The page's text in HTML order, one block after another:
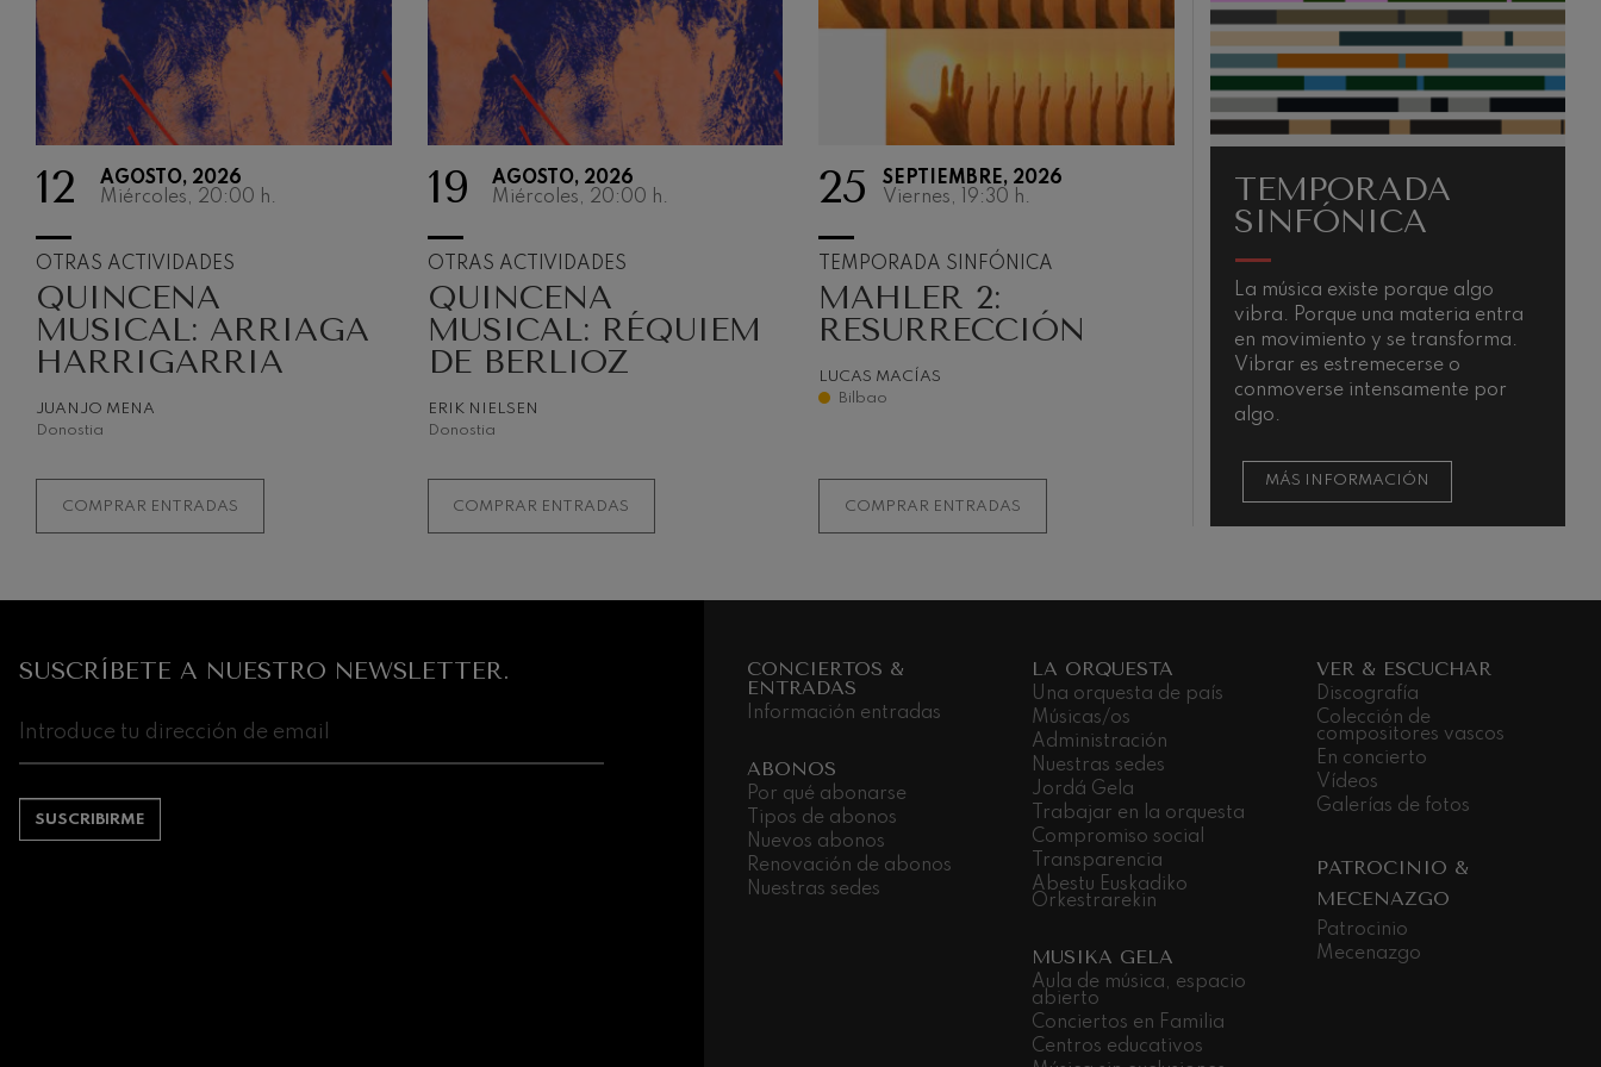
TEMPORADA
La música existe porque algo
vibra. Porque una materia entra
en movimiento y se transforma.
Vibrar es estremecerse o
MÁS INFORMACIÓN
OTRAS
ACTIVIDADES
La Orquesta como activo cultural-
musical
MÁS INFORMACIÓN
12
AGOSTO, 2026
Miércoles, 20:00 h.
OTRAS ACTIVIDADES
QUINCENA
MUSICAL: ARRIAGA
HARRIGARRIA
JUANJO MENA
Donostia
COMPRAR ENTRADAS
19
AGOSTO, 2026
Miércoles, 20:00 h.
OTRAS ACTIVIDADES
QUINCENA
MUSICAL: RÉQUIEM
DE BERLIOZ
ERIK NIELSEN
Donostia
COMPRAR ENTRADAS
25
SEPTIEMBRE, 2026
Viernes, 19:30 h.
TEMPORADA SINFÓNICA
MAHLER 2:
RESURRECCIÓN
LUCAS MACÍAS
Bilbao
COMPRAR ENTRADAS
SUSCRÍBETE A NUESTRO NEWSLETTER.
SUSCRIBIRME
CONCIERTOS &
ENTRADAS
Información entradas
ABONOS
Por qué abonarse
Tipos de abonos
Nuevos abonos
Renovación de abonos
Nuestras sedes
LA ORQUESTA
Una orquesta de país
Músicas/os
Administración
Nuestras sedes
Jordá Gela
Trabajar en la orquesta
Compromiso social
Transparencia
Abestu Euskadiko
Orkestrarekin
MUSIKA GELA
Aula de música, espacio
abierto
Conciertos en Familia
Centros educativos
VER & ESCUCHAR
Discografía
Colección de
compositores vascos
En concierto
Vídeos
Galerías de fotos
PATROCINIO &
MECENAZGO
Patrocinio
Mecenazgo